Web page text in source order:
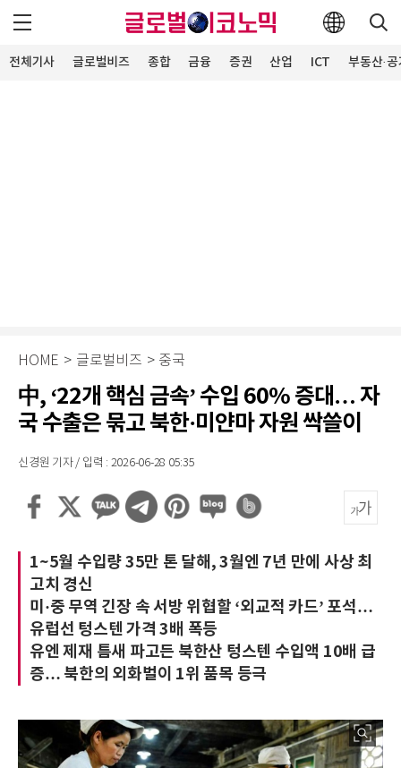
전체기사 글로벌비즈 종합 금융 증권 산업 ICT 부동산·
HOME > 글로벌비즈 > 중국
中, ‘22개 핵심 금속’ 수입 60% 증대… 자
국 수출은 묶고 북한·미얀마 자원 싹쓸이
신경원 기자 / 입력 : 2026-06-28 05:35
1~5월 수입량 35만 톤 달해, 3월엔 7년 만에 사상 최
고치 경신
미·중 무역 긴장 속 서방 위협할 ‘외교적 카드’ 포석…
유럽선 텅스텐 가격 3배 폭등
유엔 제재 틈새 파고든 북한산 텅스텐 수입액 10배 급
증… 북한의 외화벌이 1위 품목 등극